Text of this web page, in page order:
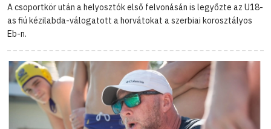
A csoportkör után a helyosztók első felvonásán is legyőzte az U18-
as fiú kézilabda-válogatott a horvátokat a szerbiai korosztályos
Eb-n.